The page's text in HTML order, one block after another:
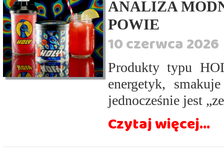
ANALIZA
POWIE
10 czerwca 2026
Produkty typu
energetyk,
jednocześnie jest
Czytaj więcej...